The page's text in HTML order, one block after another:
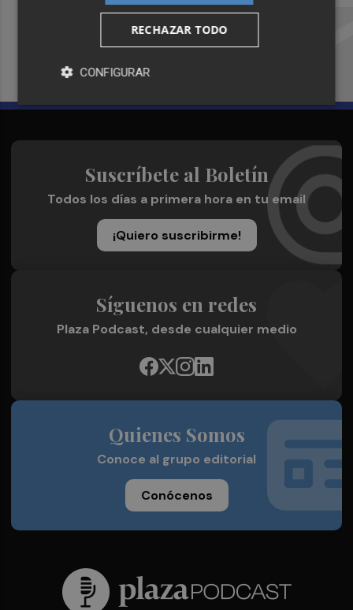
Recibe toda la actualidad de
Plaza Podcast en tu correo
Suscríbete al Boletín
Todos los días a primera hora en tu email
¡Quiero suscribirme!
Síguenos en redes
Plaza Podcast, desde cualquier medio
Quienes Somos
Conoce al grupo editorial
Conócenos
RECHAZAR TODO
CONFIGURAR